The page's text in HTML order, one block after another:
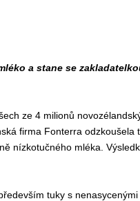
a stane se
ze 4 milionů
firma Fonterra odzkoušela
nízkotučného mléka.
tuky s